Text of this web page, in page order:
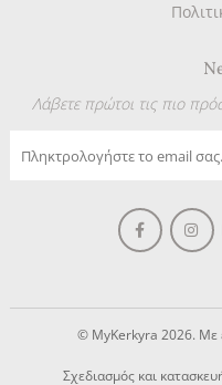
Λάβετε πρώτοι τις πιο
© MyKerkyra 2026. Με
Σχεδιασμός και